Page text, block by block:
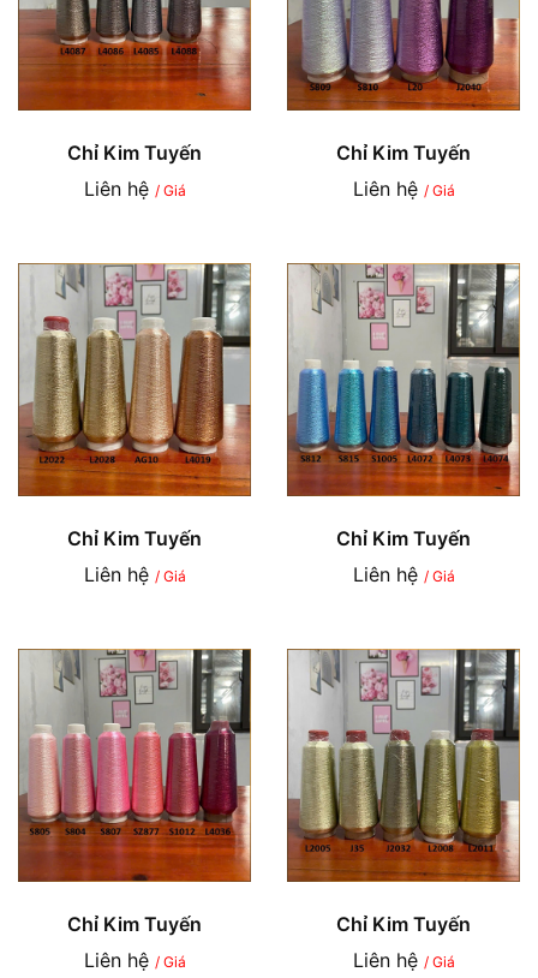
Chỉ Kim Tuyến
Liên hệ / Giá
Chỉ Kim Tuyến
Liên hệ / Giá
Chỉ Kim Tuyến
Liên hệ / Giá
Chỉ Kim Tuyến
Liên hệ / Giá
Chỉ Kim Tuyến
Liên hệ / Giá
Chỉ Kim Tuyến
Liên hệ / Giá